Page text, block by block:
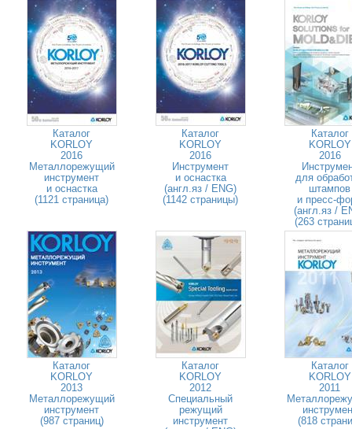
Каталог
KORLOY
2016
Металлорежущий
инструмент
и оснастка
(1121 страница)
Каталог
KORLOY
2016
Инструмент
и оснастка
(англ.яз / ENG)
(1142 страницы)
Каталог
KORLOY
2016
для
штампов
и пресс-
(англ.яз /
(263
Каталог
KORLOY
2013
Металлорежущий
инструмент
(987 страниц)
Каталог
KORLOY
2012
Специальный
режущий
инструмент
Каталог
KORLOY
2011
(818